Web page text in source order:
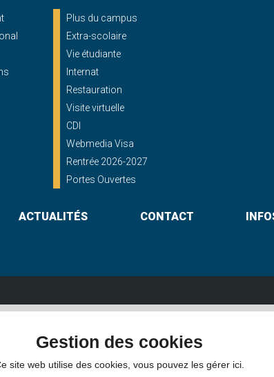
Plus du campus
Extra-scolaire
Vie étudiante
Internat
Restauration
Visite virtuelle
CDI
Webmedia Visa
Rentrée 2026-2027
Portes Ouvertes
ACTUALITÉS CONTACT
VANNES 16, rue du Maréchal Foch - 56000
02 97 46 60 30 Itinéraire
Gestion des cookies
site web utilise des cookies, vous pouvez les gérer ici.